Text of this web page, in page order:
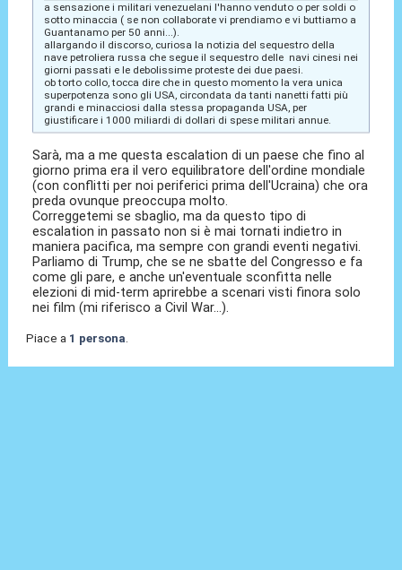
a sensazione i militari venezuelani l'hanno venduto o per soldi o
sotto minaccia ( se non collaborate vi prendiamo e vi buttiamo a
Guantanamo per 50 anni...).
allargando il discorso, curiosa la notizia del sequestro della
nave petroliera russa che segue il sequestro delle navi cinesi nei
giorni passati e le debolissime proteste dei due paesi.
ob torto collo, tocca dire che in questo momento la vera unica
superpotenza sono gli USA, circondata da tanti nanetti fatti più
grandi e minacciosi dalla stessa propaganda USA, per
giustificare i 1000 miliardi di dollari di spese militari annue.
Sarà, ma a me questa escalation di un paese che fino al
giorno prima era il vero equilibratore dell'ordine mondiale
(con conflitti per noi periferici prima dell'Ucraina) che ora
preda ovunque preoccupa molto.
Correggetemi se sbaglio, ma da questo tipo di
escalation in passato non si è mai tornati indietro in
maniera pacifica, ma sempre con grandi eventi negativi.
Parliamo di Trump, che se ne sbatte del Congresso e fa
come gli pare, e anche un'eventuale sconfitta nelle
elezioni di mid-term aprirebbe a scenari visti finora solo
nei film (mi riferisco a Civil War...).
Piace a 1 persona.